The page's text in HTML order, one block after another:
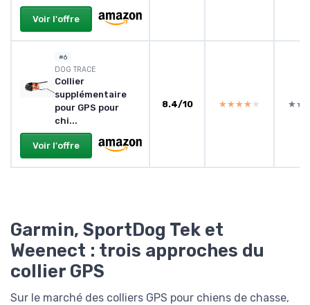
Voir l'offre
#6
DOG TRACE
Collier
supplémentaire
pour GPS pour
chi...
Voir l'offre
8.4/10 ★★★★★
★★★★★
Garmin, SportDog Tek et
Weenect : trois approches du
collier GPS
Sur le marché des colliers GPS pour chiens de chasse,